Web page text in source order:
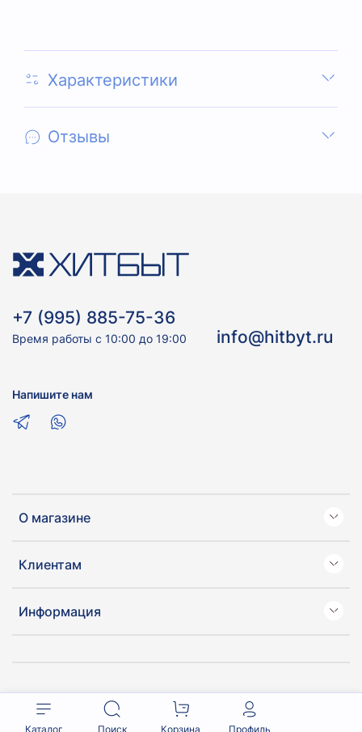
Характеристики
Отзывы
О магазине
Клиентам
Информация
+7 (995) 885-75-36
Время работы с 10:00 до 19:00 info@hitbyt.ru
Напишите нам
Каталог Поиск Корзина Профиль